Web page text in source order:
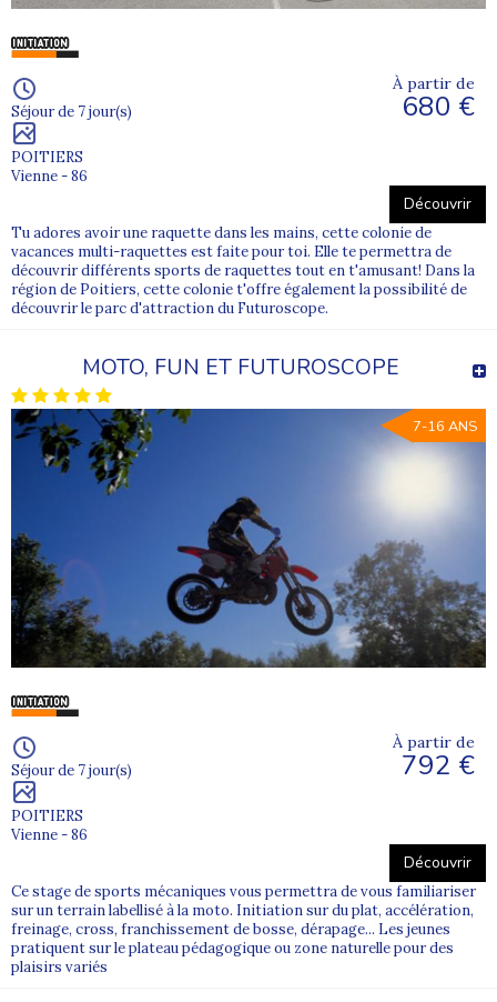
Séjour de 7 jour(s)
POITIERS
Vienne - 86
À partir de
680 €
Découvrir
Tu adores avoir une raquette dans les mains, cette colonie de
vacances multi-raquettes est faite pour toi. Elle te permettra de
découvrir différents sports de raquettes tout en t'amusant! Dans la
région de Poitiers, cette colonie t'offre également la possibilité de
découvrir le parc d'attraction du Futuroscope.
MOTO, FUN ET FUTUROSCOPE
7-16 ANS
Séjour de 7 jour(s)
POITIERS
Vienne - 86
À partir de
792 €
Découvrir
Ce stage de sports mécaniques vous permettra de vous familiariser
sur un terrain labellisé à la moto. Initiation sur du plat, accélération,
freinage, cross, franchissement de bosse, dérapage... Les jeunes
pratiquent sur le plateau pédagogique ou zone naturelle pour des
plaisirs variés